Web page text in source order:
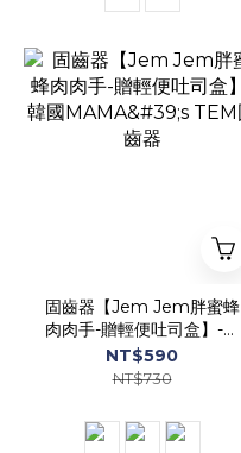
固齒器【Jem Jem胖蜜蜂
肉肉手-贈輕便吐司盒】-韓
國MAMA's TEM固齒器
NT$590
NT$730